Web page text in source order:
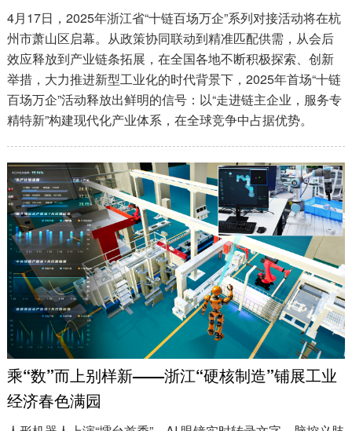
4月17日，2025年浙江省“十链百场万企”系列对接活动将在杭
州市萧山区启幕。从政策协同联动到精准匹配供需，从会后
效应释放到产业链条拓展，在全国各地不断积极探索、创新
举措，大力推进新型工业化的时代背景下，2025年首场“十链
百场万企”活动释放出鲜明的信号：以“走进链主企业，服务专
精特新”构建现代化产业体系，在全球竞争中占据优势。
乘“数”而上别样新——浙江“硬核制造”铺展工业
经济春色满园